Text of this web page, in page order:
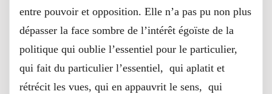
entre pouvoir et opposition. Elle n’a pas pu non plus
dépasser la face sombre de l’intérêt égoïste de la
politique qui oublie l’essentiel pour le particulier,
qui fait du particulier l’essentiel, qui aplatit et
rétrécit les vues, qui en appauvrit le sens, qui